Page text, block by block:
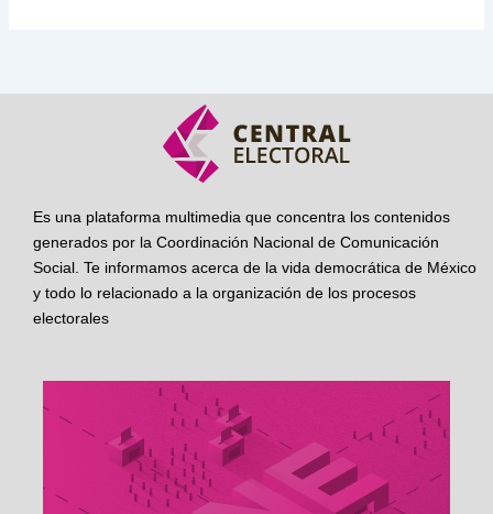
Es una plataforma multimedia que concentra los contenidos
generados por la Coordinación Nacional de Comunicación
Social. Te informamos acerca de la vida democrática de México
y todo lo relacionado a la organización de los procesos
electorales